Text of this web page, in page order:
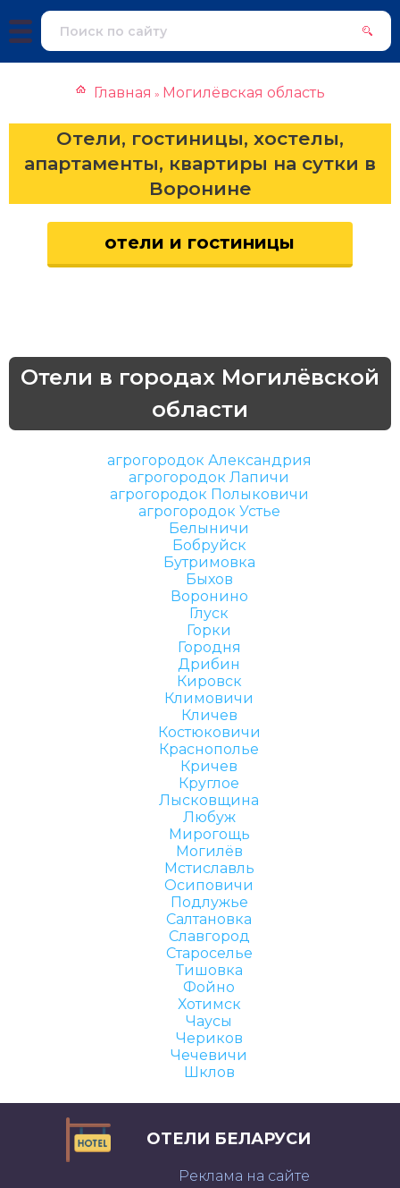
Главная » Могилёвская область
Отели, гостиницы, хостелы,
апартаменты, квартиры на сутки в
Воронине
отели и гостиницы
Отели в городах Могилёвской
области
агрогородок Александрия
агрогородок Лапичи
агрогородок Полыковичи
агрогородок Устье
Белыничи
Бобруйск
Бутримовка
Быхов
Воронино
Глуск
Горки
Городня
Дрибин
Кировск
Климовичи
Кличев
Костюковичи
Краснополье
Кричев
Круглое
Лысковщина
Любуж
Мирогощь
Могилёв
Мстиславль
Осиповичи
Подлужье
Салтановка
Славгород
Староселье
Тишовка
Фойно
Хотимск
Чаусы
Чериков
Чечевичи
Шклов
ОТЕЛИ БЕЛАРУСИ
Реклама на сайте